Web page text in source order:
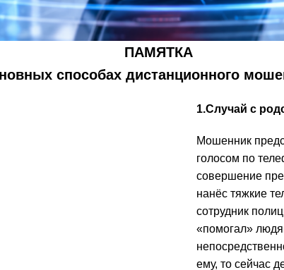
ПАМЯТКА
способах дистанционного
1.Случай с
Мошенник
голосом по
совершение
нанёс тяжкие
сотрудник
«помогал»
ему, то сейчас